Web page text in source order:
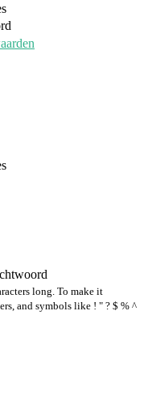
long. To make it
and symbols like ! " ? $ % ^